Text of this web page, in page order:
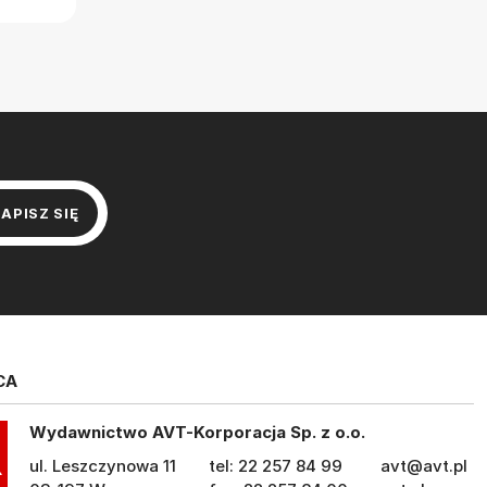
Wydawnictwo AVT-Korporacja Sp. z o.o.
ul. Leszczynowa 11
tel: 22 257 84 99
avt@avt.pl